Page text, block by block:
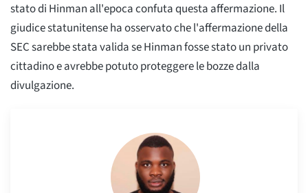
stato di Hinman all'epoca confuta questa affermazione. Il
giudice statunitense ha osservato che l'affermazione della
SEC sarebbe stata valida se Hinman fosse stato un privato
cittadino e avrebbe potuto proteggere le bozze dalla
divulgazione.